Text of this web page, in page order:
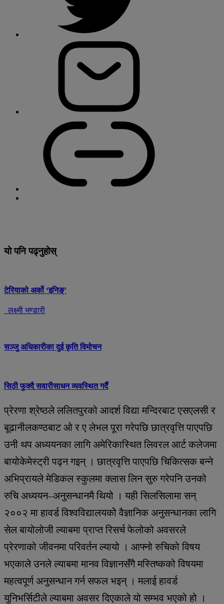
यो पनि पढ्नुहोस्
टेरियाको अर्को ‘इनिङ्’
लक्ष्मी भण्डारी
सञ्जु अधिकारीका दुई कृति विमोचन
सिठी फुक्दै सवारीसाधन व्यवस्थित गर्दै
प्रेरणा श्रेष्ठले ललितपुरको आदर्श विद्या मन्दिरबाट एसएलसी र
बूढानीलकण्ठबाट ओ र ए लेभल पूरा गरेपछि छात्रवृत्ति पाएपछि
उनी थप अध्ययनका लागि अमेरिकास्थित लिवरल आर्ट कलेजमा
बायोकेमेस्ट्री पढ्न गइन् । छात्रवृत्ति पाएपछि चिकित्सक बन्ने
अभिप्रायले मेडिकल स्कुलमा क्लास लिन सुरु गरेपनि उनको
रुचि अध्ययन–अनुसन्धानमै थियो । यही सिलसिलामा सन्
२००२ मा हावर्ड विश्वविद्यालयकोे वैज्ञानिक अनुसन्धानका लागि
सेल बायोलोजी ल्याबमा प्राप्त रिसर्च फेलोको अवसरले
प्रेरणाको जीवनमा परिवर्तन ल्यायो । आफ्नो रुचिको विषय
भएकाले उनले ल्याबमा मानव विज्ञानसँगै मस्तिष्कको विषयमा
महत्वपूर्ण अनुसन्धान गर्न सफल भइन् । मलाई हावर्ड
युनिभर्सिटीले ल्याबमा अवसर दिएकाले यो सम्भव भएको हो ।